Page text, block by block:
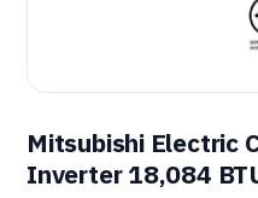
Mitsubishi Electric
Inverter 18,084